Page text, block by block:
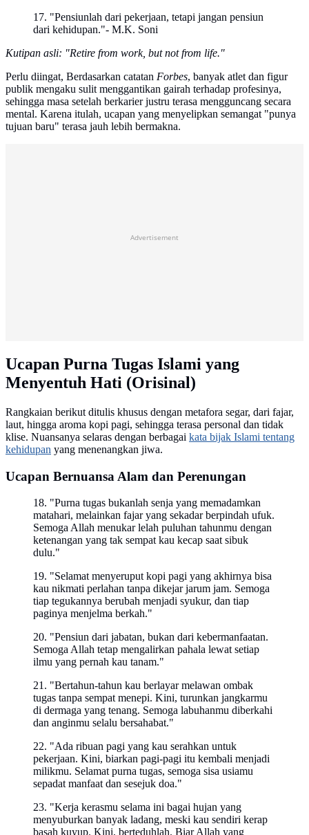
17. "Pensiunlah dari pekerjaan, tetapi jangan pensiun
dari kehidupan."- M.K. Soni
Kutipan asli: "Retire from work, but not from life."
Perlu diingat, Berdasarkan catatan Forbes, banyak atlet dan figur
publik mengaku sulit menggantikan gairah terhadap profesinya,
sehingga masa setelah berkarier justru terasa mengguncang secara
mental. Karena itulah, ucapan yang menyelipkan semangat "punya
tujuan baru" terasa jauh lebih bermakna.
Advertisement
Ucapan Purna Tugas Islami yang
Menyentuh Hati (Orisinal)
Rangkaian berikut ditulis khusus dengan metafora segar, dari fajar,
laut, hingga aroma kopi pagi, sehingga terasa personal dan tidak
klise. Nuansanya selaras dengan berbagai kata bijak Islami tentang
kehidupan yang menenangkan jiwa.
Ucapan Bernuansa Alam dan Perenungan
18. "Purna tugas bukanlah senja yang memadamkan
matahari, melainkan fajar yang sekadar berpindah ufuk.
Semoga Allah menukar lelah puluhan tahunmu dengan
ketenangan yang tak sempat kau kecap saat sibuk
dulu."
19. "Selamat menyeruput kopi pagi yang akhirnya bisa
kau nikmati perlahan tanpa dikejar jarum jam. Semoga
tiap tegukannya berubah menjadi syukur, dan tiap
paginya menjelma berkah."
20. "Pensiun dari jabatan, bukan dari kebermanfaatan.
Semoga Allah tetap mengalirkan pahala lewat setiap
ilmu yang pernah kau tanam."
21. "Bertahun-tahun kau berlayar melawan ombak
tugas tanpa sempat menepi. Kini, turunkan jangkarmu
di dermaga yang tenang. Semoga labuhanmu diberkahi
dan anginmu selalu bersahabat."
22. "Ada ribuan pagi yang kau serahkan untuk
pekerjaan. Kini, biarkan pagi-pagi itu kembali menjadi
milikmu. Selamat purna tugas, semoga sisa usiamu
sepadat manfaat dan sesejuk doa."
23. "Kerja kerasmu selama ini bagai hujan yang
menyuburkan banyak ladang, meski kau sendiri kerap
basah kuyup. Kini, berteduhlah. Biar Allah yang